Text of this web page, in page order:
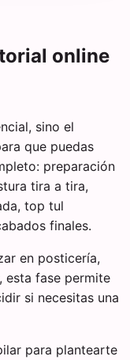
online
sino el
que puedas
preparación
tira a tira,
top tul
finales.
en posticería,
esta fase permite
si necesitas una
para plantearte